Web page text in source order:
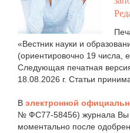
«Вестник науки и
(ориентировочно 19 числа,
Следующая печатная
18.08.2026 г. Статьи
В электронной
№ ФС77-58456) журнала Вы
моментально после